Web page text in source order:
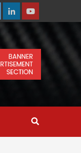
LinkedinYoutube